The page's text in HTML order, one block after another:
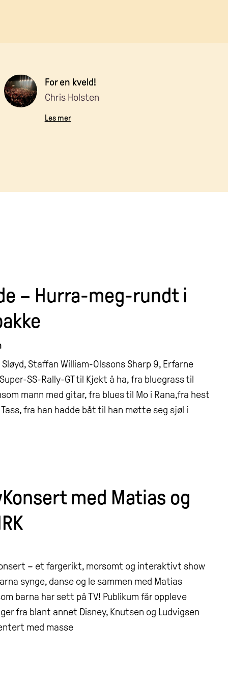
For en kveld!
Chris Holsten
Les mer
– Hurra-meg-rundt i
Staffan William-Olssons Sharp 9, Erfarne
SS-Rally-GT til Kjekt å ha, fra bluegrass til
mann med gitar, fra blues til Mo i Rana,fra hest
fra han hadde båt til han møtte seg sjøl i
med Matias og
– et fargerikt, morsomt og interaktivt show
synge, danse og le sammen med Matias
barna har sett på TV! Publikum får oppleve
fra blant annet Disney, Knutsen og Ludvigsen
med masse